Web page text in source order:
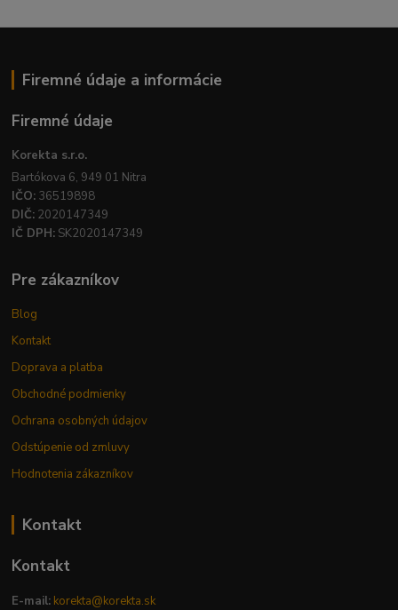
Firemné údaje a informácie
Firemné údaje
Korekta s.r.o.
Bartókova 6, 949 01 Nitra
IČO: 36519898
DIČ: 2020147349
IČ DPH: SK2020147349
Pre zákazníkov
Blog
Kontakt
Doprava a platba
Obchodné podmienky
Ochrana osobných údajov
Odstúpenie od zmluvy
Hodnotenia zákazníkov
Kontakt
Kontakt
E-mail: korekta@korekta.sk